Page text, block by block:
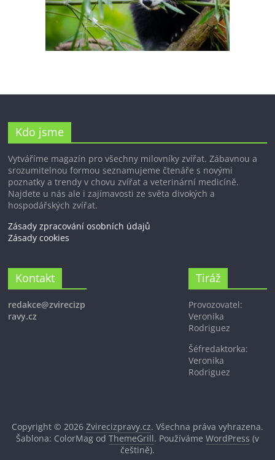
Kdo jsme
Vytváříme magazín pro všechny milovníky zvířat. Zábavnou a
srozumitelnou formou seznamujeme čtenáře s novými
poznatky a trendy v chovu zvířat a veterinární medicíně.
Najdete u nás ale i zajímavosti ze světa divokých a
hospodářských zvířat.
Zásady zpracování osobních údajů
Zásady cookies
Kontakt
redakce@zvirecizp
ravy.cz
Tiráž
Provozovatel:
Veronika
Rodriguez
Šéfredaktorka:
Veronika
Rodriguez
Copyright © 2026 Zvirecizpravy.cz. Všechna práva vyhrazena.
Šablona: ColorMag od ThemeGrill. Používáme WordPress (v
češtině).